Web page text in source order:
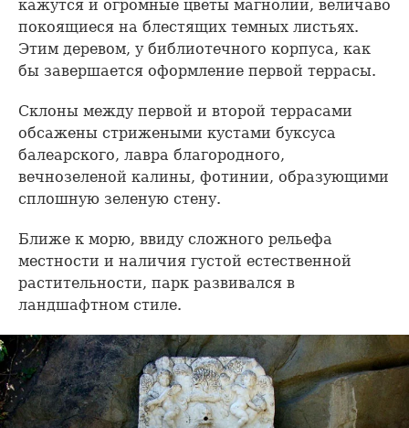
кажутся и огромные цветы магнолии, величаво
покоящиеся на блестящих темных листьях.
Этим деревом, у библиотечного корпуса, как
бы завершается оформление первой террасы.
Склоны между первой и второй террасами
обсажены стрижеными кустами буксуса
балеарского, лавра благородного,
вечнозеленой калины, фотинии, образующими
сплошную зеленую стену.
Ближе к морю, ввиду сложного рельефа
местности и наличия густой естественной
растительности, парк развивался в
ландшафтном стиле.